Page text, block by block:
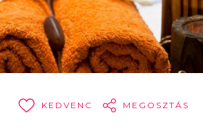
KEDVENC MEGOSZTÁS